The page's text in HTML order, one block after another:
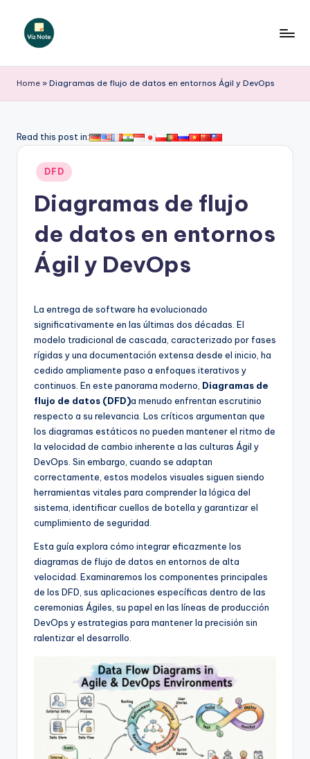
Saltar
iz
N
t
ni
A
si
&
o
Home » Diagramas de flujo de datos en entornos Ágil y DevOps
Read this post in:
Publicado
en
DFD
Diagramas de flujo
de datos en entornos
Ágil y DevOps
La entrega de software ha evolucionado
significativamente en las últimas dos décadas. El
modelo tradicional de cascada, caracterizado por fases
rígidas y una documentación extensa desde el inicio, ha
cedido ampliamente paso a enfoques iterativos y
continuos. En este panorama moderno, Diagramas de
flujo de datos (DFD)a menudo enfrentan escrutinio
respecto a su relevancia. Los críticos argumentan que
los diagramas estáticos no pueden mantener el ritmo de
la velocidad de cambio inherente a las culturas Ágil y
DevOps. Sin embargo, cuando se adaptan
correctamente, estos modelos visuales siguen siendo
herramientas vitales para comprender la lógica del
sistema, identificar cuellos de botella y garantizar el
cumplimiento de seguridad.
Esta guía explora cómo integrar eficazmente los
diagramas de flujo de datos en entornos de alta
velocidad. Examinaremos los componentes principales
de los DFD, sus aplicaciones específicas dentro de las
ceremonias Ágiles, su papel en las líneas de producción
DevOps y estrategias para mantener la precisión sin
ralentizar el desarrollo.